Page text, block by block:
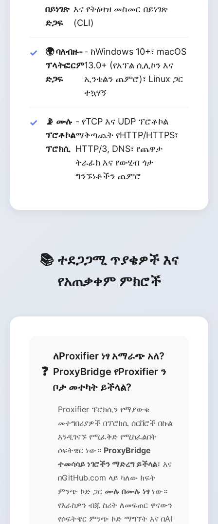
በይነገጽ
ድጋፍ
እና የትዕዛዝ መስመር በይነገጽ
(CLI)
🌍 ባለብዙ-
ፕላትፎርም
ድጋፍ
- ከWindows 10+፣ macOS
13.0+ (የአፕል ሲሊኮን እና
ኢንቴልን ጨምሮ)፣ Linux ጋር
ተኳሃኝ
📡 ሙሉ
ፕሮቶኮል
ፕሮክሲ
- የTCP እና UDP ፕሮቶኮል
ማቅጣጨት የHTTP/HTTPS፣
HTTP/3, DNS፣ የጨዋታ
ትራፊክ እና የውሂብ ጎታ
ግንኙነቶችን ጨምሮ
📚 ተደጋጋሚ ጥያቄዎች እና
የአጠቃቀም ምክሮች
ለProxifier ነፃ አማራጭ አለ?
ProxyBridge የProxifier ን
ቦታ መተካት ይችላል?
Proxifier ፕሮክሲን የማያውቁ
መተግበሪያዎች በፕሮክሲ ሰርቨሮች በኩል
እንዲገናኙ የሚፈቅድ የሚከፈልበት
ሶፍትዌር ነው። ProxyBridge
ተመሳሳይ ነገሮችን ማድረግ ይችላል፣ እና
በGitHub.com ላይ ካለው ክፍት
ምንጭ ኮድ ጋር ሙሉ በሙሉ ነፃነው።
የእራስዎን ብጁ ስሪት ለመፍጠር ዋናውን
የሶፍትዌር ምንጭ ኮድ ማግኘት እና በAI